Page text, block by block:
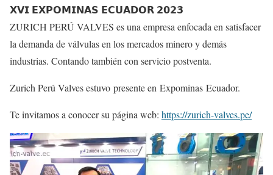
𝗫𝗩𝗜 𝗘𝗫𝗣𝗢𝗠𝗜𝗡𝗔𝗦 𝗘𝗖𝗨𝗔𝗗𝗢𝗥 𝟮𝟬𝟮𝟯
ZURICH PERÚ VALVES es una empresa enfocada en satisfacer
la demanda de válvulas en los mercados minero y demás
industrias. Contando también con servicio postventa.
Zurich Perú Valves estuvo presente en Expominas Ecuador.
Te invitamos a conocer su página web: https://zurich-valves.pe/